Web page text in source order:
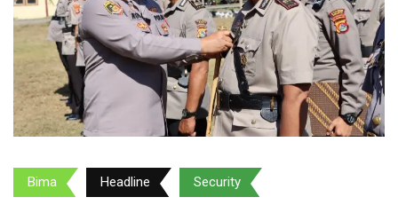
Bima Headline Security